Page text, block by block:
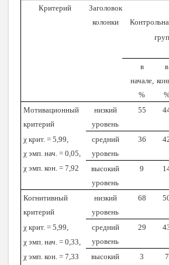
Критерий
Заголовок
колонки
в
начале,
%
в
Мотивационный
критерий
χ крит. = 5,99,
χ эмп. нач. = 0,05,
χ эмп. кон. = 7,92
низкий
уровень
55
средний
уровень
36
высокий
уровень
9
Когнитивный
критерий
χ крит. = 5,99,
χ эмп. нач. = 0,33,
χ эмп. кон. = 7,33
низкий
уровень
68
средний
уровень
29
высокий
3 7